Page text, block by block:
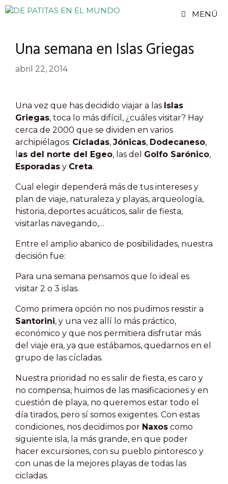
Saltar
MENÚ
Una semana en Islas Griegas
abril 22, 2014
Una vez que has decidido viajar a las Islas
Griegas, toca lo más difícil, ¿cuáles visitar? Hay
cerca de 2000 que se dividen en varios
archipiélagos: Cícladas, Jónicas, Dodecaneso,
as del norte del Egeo, las del Golfo Sarónico,
Esporadas y Creta.
Cual elegir dependerá más de tus intereses y
plan de viaje, naturaleza y playas, arqueología,
historia, deportes acuáticos, salir de fiesta,
visitarlas navegando,…
Entre el amplio abanico de posibilidades, nuestra
decisión fue:
Para una semana pensamos que lo ideal es
visitar 2 o 3 islas.
Como primera opción no nos pudimos resistir a
Santorini, y una vez allí lo más práctico,
económico y que nos permitiera disfrutar más
del viaje era, ya que estábamos, quedarnos en el
grupo de las cícladas.
Nuestra prioridad no es salir de fiesta, es caro y
no compensa, huimos de las masificaciones y en
cuestión de playa, no queremos estar todo el
día tirados, pero sí somos exigentes. Con estas
condiciones, nos decidimos por Naxos como
siguiente isla, la más grande, en que poder
hacer excursiones, con su pueblo pintoresco y
con unas de la mejores playas de todas las
cicladas.